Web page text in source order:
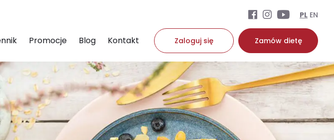
PL EN
Promocje Blog Kontakt Zaloguj się Zamów dietę